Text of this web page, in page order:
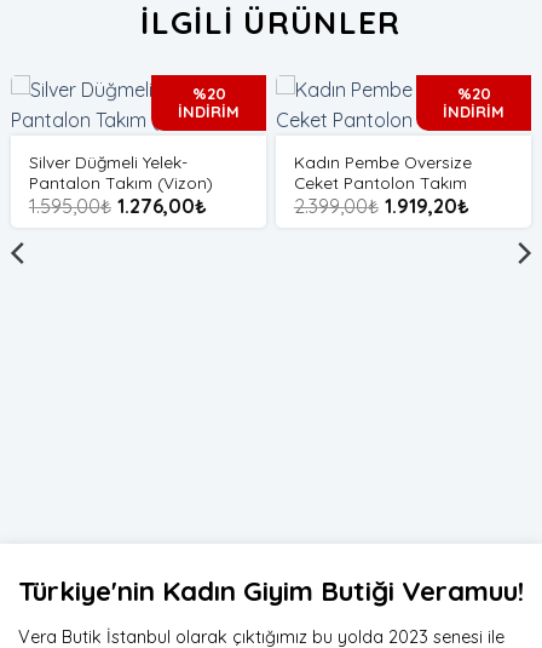
İLGILI ÜRÜNLER
%20
İNDİRİM
Silver Düğmeli Yelek-
Pantalon Takım (Vizon)
1.595,00₺ 1.276,00₺
%20
İNDİRİM
Kadın Pembe Oversize
Ceket Pantolon Takım
2.399,00₺ 1.919,20₺
Türkiye'nin Kadın Giyim Butiği Veramuu!
Vera Butik İstanbul olarak çıktığımız bu yolda 2023 senesi ile